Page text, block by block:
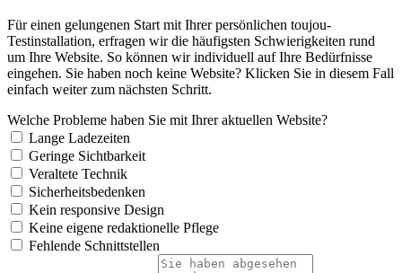
Für einen gelungenen Start mit Ihrer persönlichen toujou-
Testinstallation, erfragen wir die häufigsten Schwierigkeiten rund
um Ihre Website. So können wir individuell auf Ihre Bedürfnisse
eingehen. Sie haben noch keine Website? Klicken Sie in diesem Fall
einfach weiter zum nächsten Schritt.
Welche Probleme haben Sie mit Ihrer aktuellen Website?
Lange Ladezeiten
Geringe Sichtbarkeit
Veraltete Technik
Sicherheitsbedenken
Kein responsive Design
Keine eigene redaktionelle Pflege
Fehlende Schnittstellen